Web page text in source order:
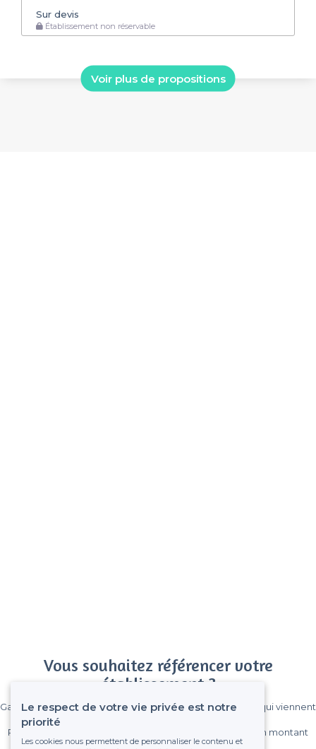
Sur devis
Établissement non réservable
Voir plus de propositions
Vous souhaitez référencer votre
établissement ?
Gagnez de nombreux clients parmi le million de visiteurs qui viennent
Pas de commissions et sans engagement, vous payez un montant
fixe sans risque de voir déraper la facture.
Le respect de votre vie privée est notre
priorité
Les cookies nous permettent de personnaliser le contenu et